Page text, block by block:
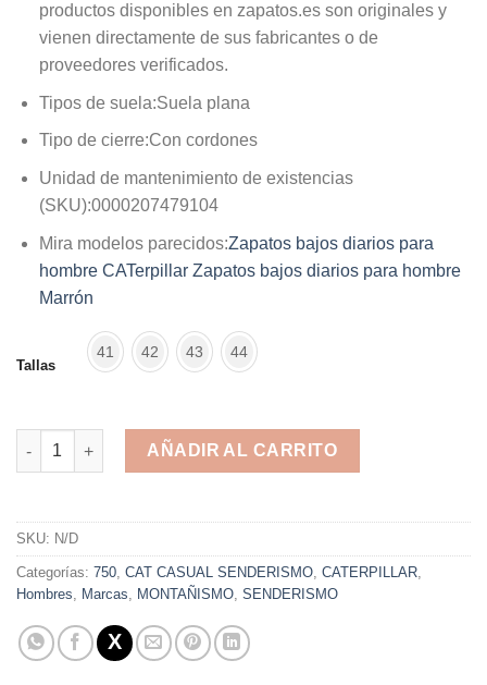
productos disponibles en zapatos.es son originales y
vienen directamente de sus fabricantes o de
proveedores verificados.
Tipos de suela:Suela plana
Tipo de cierre:Con cordones
Unidad de mantenimiento de existencias
(SKU):0000207479104
Mira modelos parecidos:Zapatos bajos diarios para
hombre CATerpillar Zapatos bajos diarios para hombre
Marrón
Tallas
41 42 43 44
CAT cafe ceniza Casual cantidad
AÑADIR AL CARRITO
SKU: N/D
Categorías: 750, CAT CASUAL SENDERISMO, CATERPILLAR,
Hombres, Marcas, MONTAÑISMO, SENDERISMO